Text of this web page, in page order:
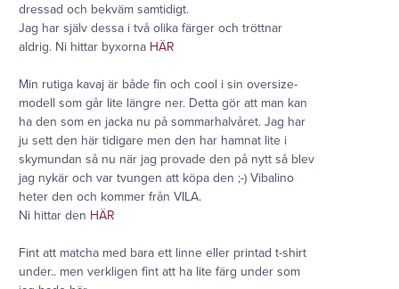
dressad och bekväm samtidigt.
Jag har själv dessa i två olika färger och tröttnar
aldrig. Ni hittar byxorna HÄR
Min rutiga kavaj är både fin och cool i sin oversize-
modell som går lite längre ner. Detta gör att man kan
ha den som en jacka nu på sommarhalvåret. Jag har
ju sett den här tidigare men den har hamnat lite i
skymundan så nu när jag provade den på nytt så blev
jag nykär och var tvungen att köpa den ;-) Vibalino
heter den och kommer från VILA.
Ni hittar den HÄR
Fint att matcha med bara ett linne eller printad t-shirt
under.. men verkligen fint att ha lite färg under som